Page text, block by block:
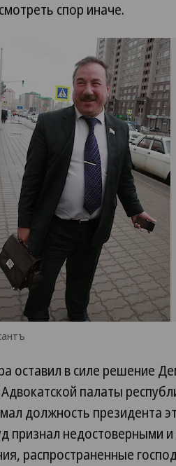
спор иначе.
оставил в силе решение
палаты
должность президента
признал недостоверными
распространенные